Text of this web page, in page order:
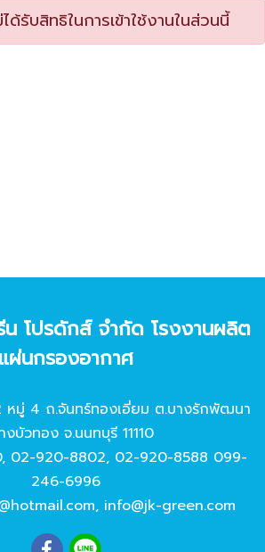
รับสิทธิในการเข้าใช้งานในส่วนนี้
น โปรดักส์ จํากัด โรงงานผลิต
แผ่นกรองอากาศ
หมู่ 4 ถ.จันทร์ทองเอี่ยม ต.บางรักพัฒนา
งบัวทอง จ.นนทบุรี 11110
, 02-920-8802, 02-920-8588 099-
246-6996
, info@jk-green.com